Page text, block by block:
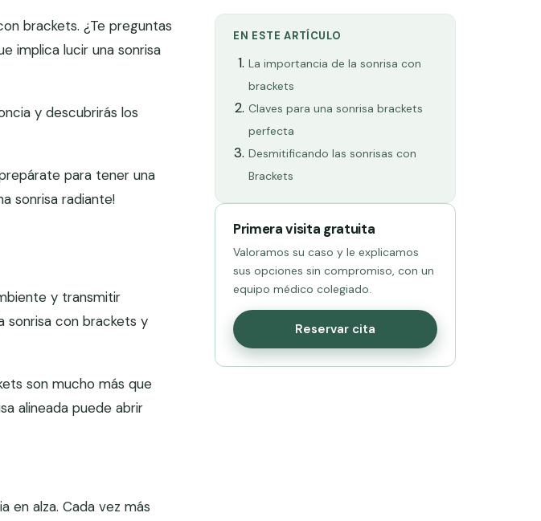
brackets. ¿Te preguntas
implica lucir una sonrisa
y descubrirás los
para tener una
sonrisa radiante!
y transmitir
sonrisa con brackets y
son mucho más que
alineada puede abrir
en alza. Cada vez más
EN ESTE ARTÍCULO
La importancia de la sonrisa con
brackets
Claves para una sonrisa brackets
perfecta
Desmitificando las sonrisas con
Brackets
Primera visita gratuita
Valoramos su caso y le explicamos
sus opciones sin compromiso, con un
equipo médico colegiado.
Reservar cita